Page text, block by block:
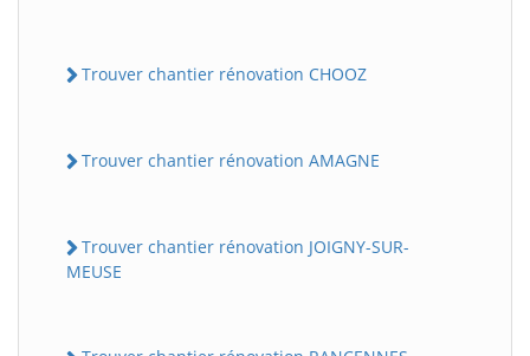
Trouver chantier rénovation CHOOZ
Trouver chantier rénovation AMAGNE
Trouver chantier rénovation JOIGNY-SUR-
MEUSE